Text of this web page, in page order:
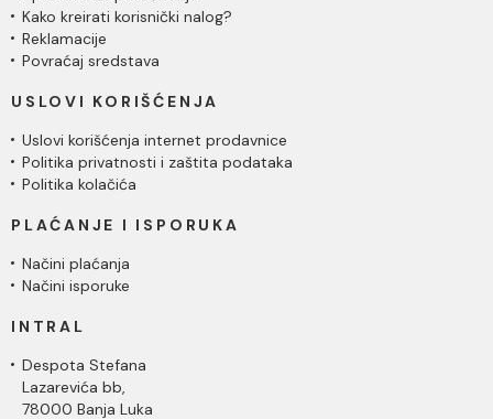
Kako kreirati korisnički nalog?
Reklamacije
Povraćaj sredstava
USLOVI KORIŠĆENJA
Uslovi korišćenja internet prodavnice
Politika privatnosti i zaštita podataka
Politika kolačića
PLAĆANJE I ISPORUKA
Načini plaćanja
Načini isporuke
INTRAL
Despota Stefana
Lazarevića bb,
78000 Banja Luka